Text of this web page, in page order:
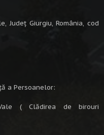
Județ Giurgiu, România, cod
a Persoanelor:
( Clădirea de birouri